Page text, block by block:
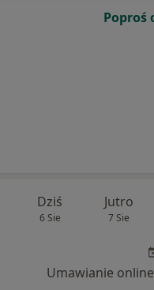
Poproś
Dziś
6 Sie
Jutro
7 Sie
Umawianie